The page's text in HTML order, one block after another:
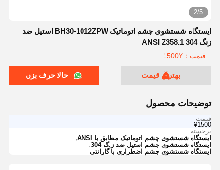
2/5
ایستگاه شستشوی چشم اتوماتیک BH30-1012ZPW استیل ضد
زنگ 304 ANSI Z358.1
قیمت：¥1500
بهترین قیمت حالا حرف بزن
توضیحات محصول
قیمت
¥1500
برجسته:
ایستگاه شستشوی چشم اتوماتیک مطابق با ANSI
ایستگاه شستشوی چشم استیل ضد زنگ 304
,
ایستگاه شستشوی چشم اضطراری با گارانتی